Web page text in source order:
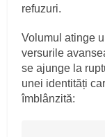
refuzuri.
Volumul atinge
versurile
se ajunge la
unei identități
îmblânzită: